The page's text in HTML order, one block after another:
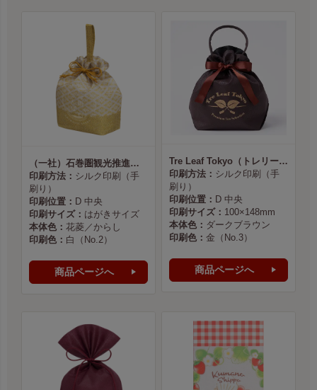
（一社）石巻圏観光推進機構様
印刷方法： シルク印刷（手
刷り）
印刷位置： D 中央
印刷サイズ： はがきサイズ
本体色： 花菱／からし
印刷色： 白（No.2）
商品ページへ
Tre Leaf Tokyo（トレリーフ東京） 様
印刷方法： シルク印刷（手
刷り）
印刷位置： D 中央
印刷サイズ： 100×148mm
本体色： ダークブラウン
印刷色： 金（No.3）
商品ページへ